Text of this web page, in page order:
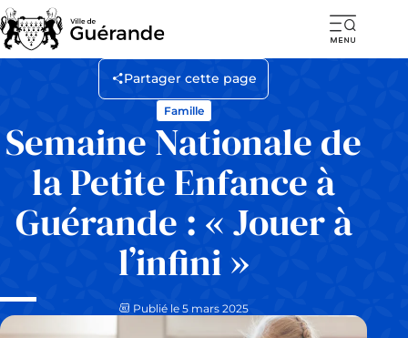
Semaine Nationale de
la Petite Enfance à
Guérande : « Jouer à
l’infini »
Famille
Publié le 5 mars 2025
Partager cette page